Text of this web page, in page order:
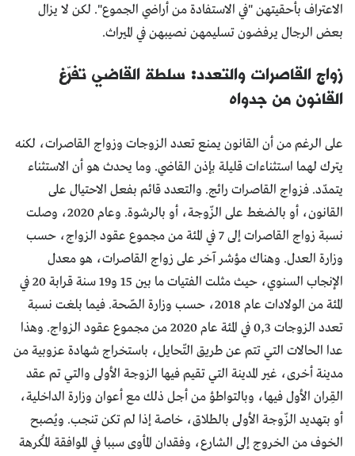
الاعتراف بأحقيتهن "في الاستفادة من أراضي الجموع". لكن لا يزال
بعض الرجال يرفضون تسليمهن نصيبهن في الميراث.
زواج القاصرات والتعدد: سلطة القاضي تفرّغ
القانون من جدواه
على الرغم من أن القانون يمنع تعدد الزوجات وزواج القاصرات، لكنه
يترك لهما استثناءات قليلة بإذن القاضي. وما يحدث هو أن الاستثناء
يتمدّد. فزواج القاصرات رائج. والتعدد قائم بفعل الاحتيال على
القانون، أو بالضغط على الزّوجة، أو بالرشوة. وعام 2020، وصلت
نسبة زواج القاصرات إلى 7 في المئة من مجموع عقود الزواج، حسب
وزارة العدل. وهناك مؤشر آخر على زواج القاصرات، هو معدل
الإنجاب السنوي، حيث مثلت الفتيات ما بين 15 و19 سنة قرابة 20 في
المئة من الولادات عام 2018، حسب وزارة الصّحة. فيما بلغت نسبة
تعدد الزوجات 0,3 في المئة عام 2020 من مجموع عقود الزواج. وهذا
عدا الحالات التي تتم عن طريق التّحايل، باستخراج شهادة عزوبية من
مدينة أخرى، غير المدينة التي تقيم فيها الزوجة الأولى والتي تم عقد
القِران الأول فيها، وبالتواطؤ من أجل ذلك مع أعوان وزارة الداخلية،
أو بتهديد الزّوجة الأولى بالطلاق، خاصة إذا لم تكن تنجب. ويُصبح
الخوف من الخروج إلى الشارع، وفقدان المأوى سببا في الموافقة المُكرهة